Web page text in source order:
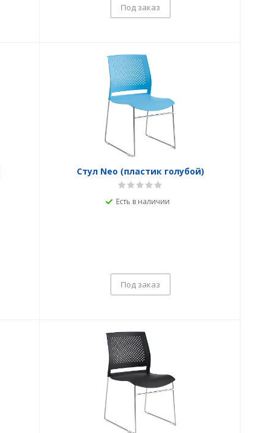
Под заказ
Стул Neo (пластик голубой)
Есть в наличии
Под заказ